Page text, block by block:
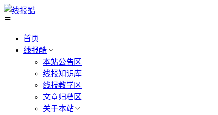
首页
线报酷
本站公告区
线报知识库
线报教学区
文章归档区
关于本站